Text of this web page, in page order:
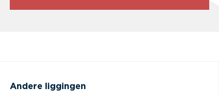
Andere liggingen